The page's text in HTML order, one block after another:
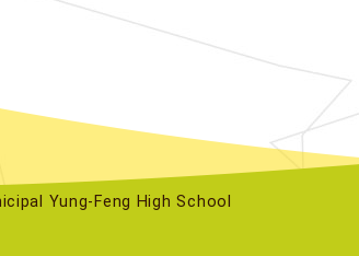
Yung-Feng High School